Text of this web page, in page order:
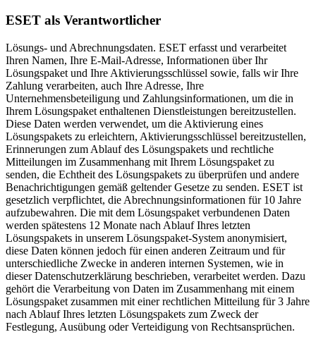
ESET als Verantwortlicher
Lösungs- und Abrechnungsdaten. ESET erfasst und verarbeitet
Ihren Namen, Ihre E-Mail-Adresse, Informationen über Ihr
Lösungspaket und Ihre Aktivierungsschlüssel sowie, falls wir Ihre
Zahlung verarbeiten, auch Ihre Adresse, Ihre
Unternehmensbeteiligung und Zahlungsinformationen, um die in
Ihrem Lösungspaket enthaltenen Dienstleistungen bereitzustellen.
Diese Daten werden verwendet, um die Aktivierung eines
Lösungspakets zu erleichtern, Aktivierungsschlüssel bereitzustellen,
Erinnerungen zum Ablauf des Lösungspakets und rechtliche
Mitteilungen im Zusammenhang mit Ihrem Lösungspaket zu
senden, die Echtheit des Lösungspakets zu überprüfen und andere
Benachrichtigungen gemäß geltender Gesetze zu senden. ESET ist
gesetzlich verpflichtet, die Abrechnungsinformationen für 10 Jahre
aufzubewahren. Die mit dem Lösungspaket verbundenen Daten
werden spätestens 12 Monate nach Ablauf Ihres letzten
Lösungspakets in unserem Lösungspaket-System anonymisiert,
diese Daten können jedoch für einen anderen Zeitraum und für
unterschiedliche Zwecke in anderen internen Systemen, wie in
dieser Datenschutzerklärung beschrieben, verarbeitet werden. Dazu
gehört die Verarbeitung von Daten im Zusammenhang mit einem
Lösungspaket zusammen mit einer rechtlichen Mitteilung für 3 Jahre
nach Ablauf Ihres letzten Lösungspakets zum Zweck der
Festlegung, Ausübung oder Verteidigung von Rechtsansprüchen.